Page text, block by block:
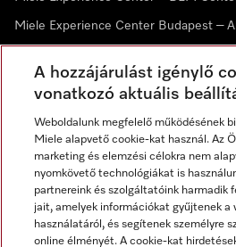
Miele Experience Center Budapest –
Hírlevél
A hozzájárulást igénylő
vonatkozó aktuális
Weboldalunk megfelelő működésének
Miele alapvető cookie-kat használ. Az
marketing és elemzési célokra nem
nyomkövető technológiákat is
partnereink és szolgáltatóink harmadik
jait, amelyek információkat gyűjtenek a
használatáról, és segítenek személyre
online élményét. A cookie-kat